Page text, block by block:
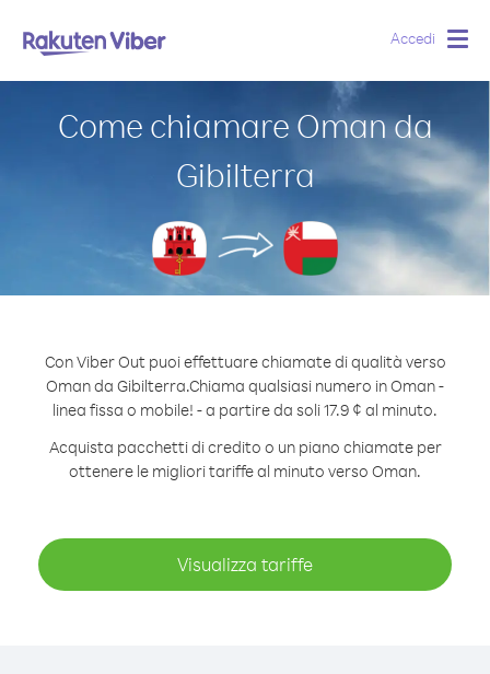
Accedi
Come chiamare Oman da
Gibilterra
Con Viber Out puoi effettuare chiamate di qualità verso
Oman da Gibilterra.Chiama qualsiasi numero in Oman -
linea fissa o mobile! - a partire da soli 17.9 ¢ al minuto.
Acquista pacchetti di credito o un piano chiamate per
ottenere le migliori tariffe al minuto verso Oman.
Visualizza tariffe